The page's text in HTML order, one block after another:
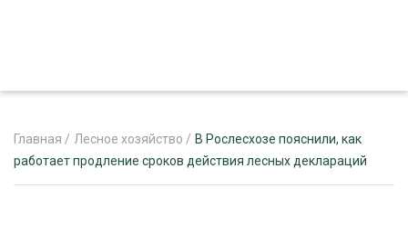
Главная / Лесное хозяйство / В Рослесхозе пояснили, как
работает продление сроков действия лесных деклараций